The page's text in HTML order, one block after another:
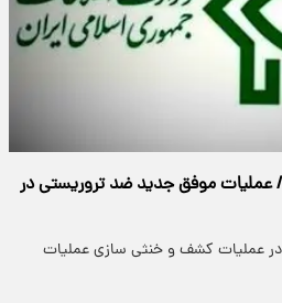
/ عملیات موفق جدید ضد تروریستی در
عملیات کشف و خنثی سازی عملیات